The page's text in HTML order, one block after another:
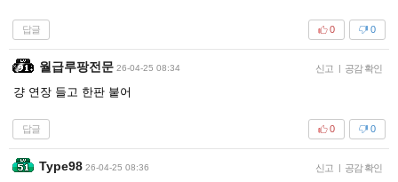
답글 0
0
월급루팡전문 26-04-25 08:34 신고 | 공감 확인
걍 연장 들고 한판 붙어
답글 0
0
Type98 26-04-25 08:36 신고 | 공감 확인